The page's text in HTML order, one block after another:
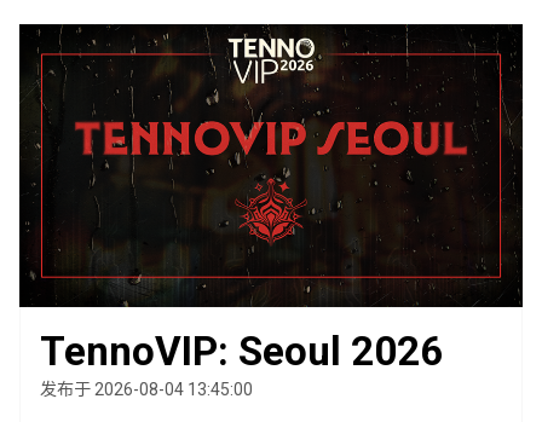
TennoVIP: Seoul 2026
发布于 2026-08-04 13:45:00